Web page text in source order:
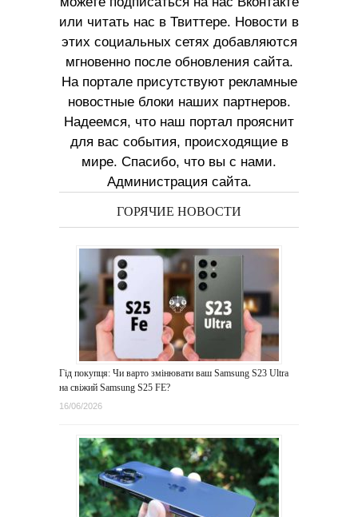
или читать нас в Твиттере. Новости в
этих социальных сетях добавляются
мгновенно после обновления сайта.
На портале присутствуют рекламные
новостные блоки наших партнеров.
Надеемся, что наш портал прояснит
для вас события, происходящие в
мире. Спасибо, что вы с нами.
Администрация сайта.
ГОРЯЧИЕ НОВОСТИ
Гід покупця: Чи варто змінювати ваш Samsung S23 Ultra
на свіжий Samsung S25 FE?
16/06/2026